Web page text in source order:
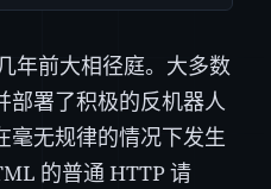
年前大相径庭。大多数
部署了积极的反机器人
毫无规律的情况下发生
的普通 HTTP 请